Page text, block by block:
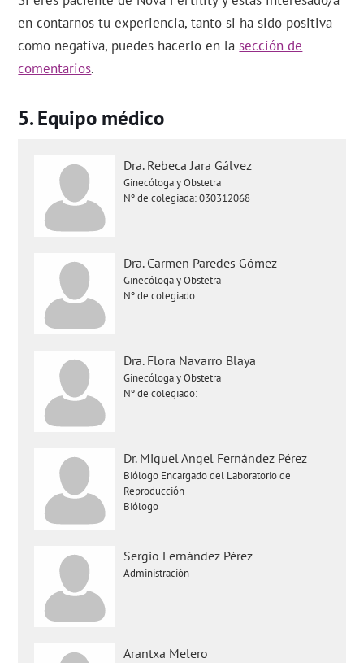
en contarnos tu experiencia, tanto si ha sido positiva
como negativa, puedes hacerlo en lasección de
comentarios.
Equipo médico
Dra. Rebeca Jara Gálvez
Ginecóloga y Obstetra
Nº de colegiada: 030312068
Dra. Carmen Paredes Gómez
Ginecóloga y Obstetra
Nº de colegiado:
Dra. Flora Navarro Blaya
Ginecóloga y Obstetra
Nº de colegiado:
Dr. Miguel Angel Fernández Pérez
Biólogo Encargado del Laboratorio de
Reproducción
Biólogo
Sergio Fernández Pérez
Administración
Arantxa Melero